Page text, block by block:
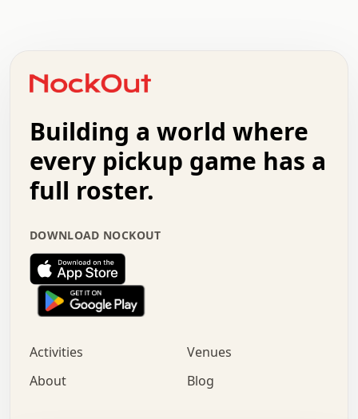
+   .   .   .   .   .   .   .   .   .   +   .   .
.   .   .   .   .   .   .   .   .   .   .   :   .
.   .   .   .   +   .   .   .   .   .   .   .   +
.   :   .   .   .   .   .   .   .   .   o   .   .
.   .   x   .   .   .   .   .   .   :   .   .   o
.   .   .   .   :   .   .   .   .   o   .   .   .
.   .   .   .   .   .   .   :   .   .   .   .   .
.   .   .   .   .   .   .   +   .   .   x   .   .
.   .   .   .   .   :   +   .   .   .   .   .   o
.   .   .   .   .   .   .   .   .   .   .   .   .
.   .   :   o   .   .   .   .   .   .   .   +   .
.   o   .   .   .   .   x   .   .   .   .   .   .
+   .   o   .   .   .   .   o   .   .   .   .
.   +   .   .   .   .   .   .   .   .   :   .   x
Building a world where
every pickup game has a
full roster.
DOWNLOAD NOCKOUT
Activities
Venues
About
Blog